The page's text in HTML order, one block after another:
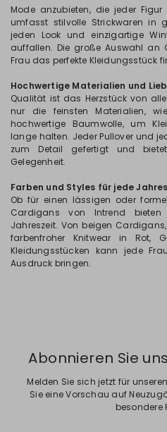
Mode anzubieten, die jeder
umfasst stilvolle Strickwaren in
jeden Look und einzigartige
auffallen. Die große Auswahl an
Frau das perfekte Kleidungsstück
Hochwertige Materialien und
Qualität ist das Herzstück von
nur die feinsten Materialien,
hochwertige Baumwolle, um
lange halten. Jeder Pullover und
zum Detail gefertigt und
Gelegenheit.
Farben und Styles für jede
Ob für einen lässigen oder
Cardigans von Intrend
Jahreszeit. Von beigen
farbenfroher Knitwear in Rot,
Kleidungsstücken kann jede
Ausdruck bringen.
Abonnieren Sie
Melden Sie sich jetzt für
Sie eine Vorschau auf
besondere